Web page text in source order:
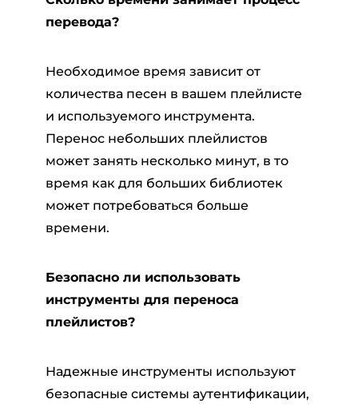
перевода?
Необходимое время зависит от
количества песен в вашем плейлисте
и используемого инструмента.
Перенос небольших плейлистов
может занять несколько минут, в то
время как для больших библиотек
может потребоваться больше
времени.
Безопасно ли использовать
инструменты для переноса
плейлистов?
Надежные инструменты используют
безопасные системы аутентификации,